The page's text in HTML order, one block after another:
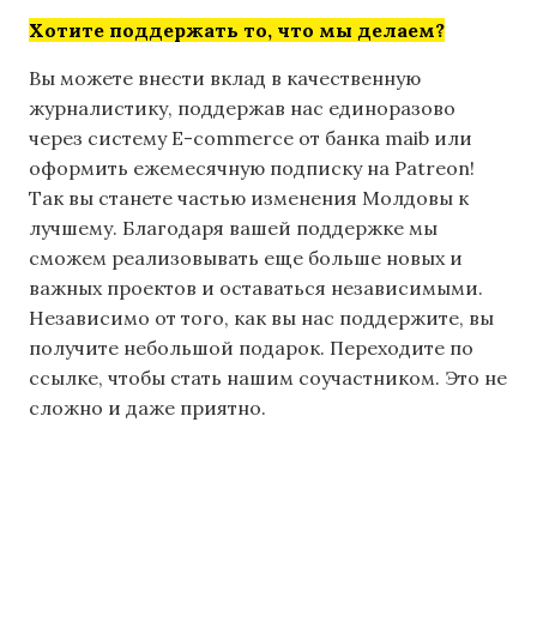
Хотите поддержать то, что мы делаем?
Вы можете внести вклад в качественную
журналистику, поддержав нас единоразово
через систему E-commerce от банка maib или
оформить ежемесячную подписку на Patreon!
Так вы станете частью изменения Молдовы к
лучшему. Благодаря вашей поддержке мы
сможем реализовывать еще больше новых и
важных проектов и оставаться независимыми.
Независимо от того, как вы нас поддержите, вы
получите небольшой подарок. Переходите по
ссылке, чтобы стать нашим соучастником. Это не
сложно и даже приятно.